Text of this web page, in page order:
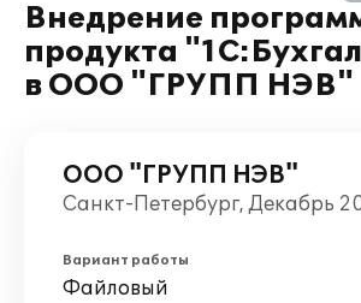
Внедрение
продукта
в ООО "ГРУПП НЭВ"
ООО "ГРУПП НЭВ"
Санкт-Петербург, Декабрь
Вариант работы
Файловый